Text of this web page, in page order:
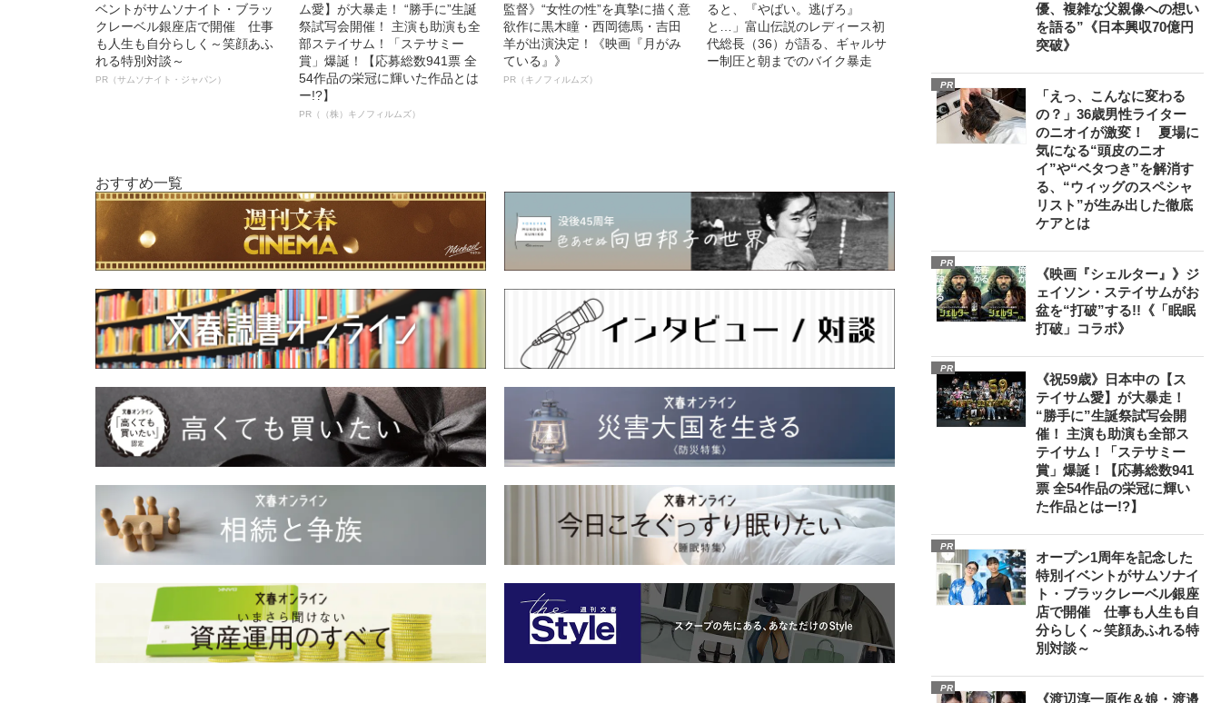
ベントがサムソナイト・ブラッ
クレーベル銀座店で開催 仕事
も人生も自分らしく～笑顔あふ
れる特別対談～
PR（サムソナイト・ジャパン）
ム愛】が大暴走！ “勝手に”生誕
祭試写会開催！ 主演も助演も全
部ステイサム！「ステサミー
賞」爆誕！【応募総数941票 全
54作品の栄冠に輝いた作品とは
ー!?】
PR（（株）キノフィルムズ）
監督》“女性の性”を真摯に描く意
欲作に黒木瞳・西岡德馬・吉田
羊が出演決定！《映画『月がみ
ている』》
PR（キノフィルムズ）
ると、『やばい。逃げろ』
と…」富山伝説のレディース初
代総長（36）が語る、ギャルサ
ー制圧と朝までのバイク暴走
おすすめ一覧
優、複雑な父親像への想い
を語る”《日本興収70億円
突破》
PR
「えっ、こんなに変わる
の？」36歳男性ライター
のニオイが激変！ 夏場に
気になる“頭皮のニオ
イ”や“ベタつき”を解消す
る、“ウィッグのスペシャ
リスト”が生み出した徹底
ケアとは
PR
《映画『シェルター』》ジ
ェイソン・ステイサムがお
盆を“打破”する!!《「眠眠
打破」コラボ》
PR
《祝59歳》日本中の【ス
テイサム愛】が大暴走！
“勝手に”生誕祭試写会開
催！ 主演も助演も全部ス
テイサム！「ステサミー
賞」爆誕！【応募総数941
票 全54作品の栄冠に輝い
た作品とはー!?】
PR
オープン1周年を記念した
特別イベントがサムソナイ
ト・ブラックレーベル銀座
店で開催 仕事も人生も自
分らしく～笑顔あふれる特
別対談～
PR
《渡辺淳一原作＆娘・渡邉